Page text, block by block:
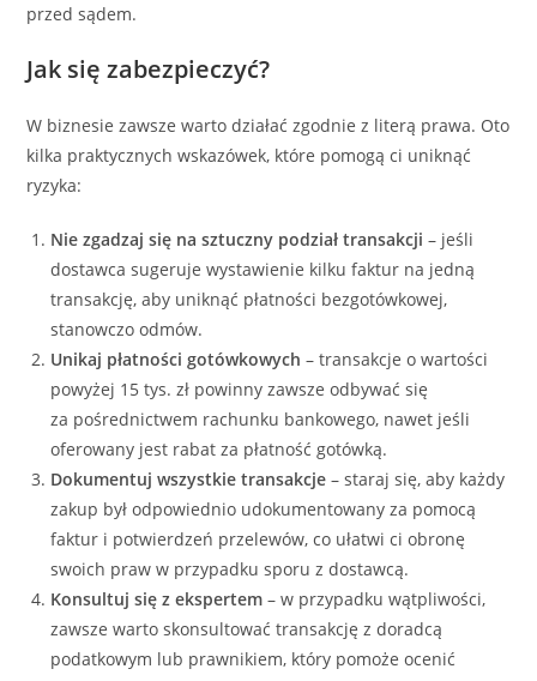
przed sądem.
Jak się zabezpieczyć?
W biznesie zawsze warto działać zgodnie z literą prawa. Oto
kilka praktycznych wskazówek, które pomogą ci uniknąć
ryzyka:
Nie zgadzaj się na sztuczny podział transakcji – jeśli
dostawca sugeruje wystawienie kilku faktur na jedną
transakcję, aby uniknąć płatności bezgotówkowej,
stanowczo odmów.
Unikaj płatności gotówkowych – transakcje o wartości
powyżej 15 tys. zł powinny zawsze odbywać się
za pośrednictwem rachunku bankowego, nawet jeśli
oferowany jest rabat za płatność gotówką.
Dokumentuj wszystkie transakcje – staraj się, aby każdy
zakup był odpowiednio udokumentowany za pomocą
faktur i potwierdzeń przelewów, co ułatwi ci obronę
swoich praw w przypadku sporu z dostawcą.
Konsultuj się z ekspertem – w przypadku wątpliwości,
zawsze warto skonsultować transakcję z doradcą
podatkowym lub prawnikiem, który pomoże ocenić